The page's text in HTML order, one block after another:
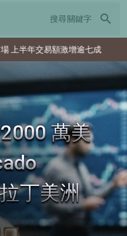
search
交易額激增逾七成
萬美
丁美洲